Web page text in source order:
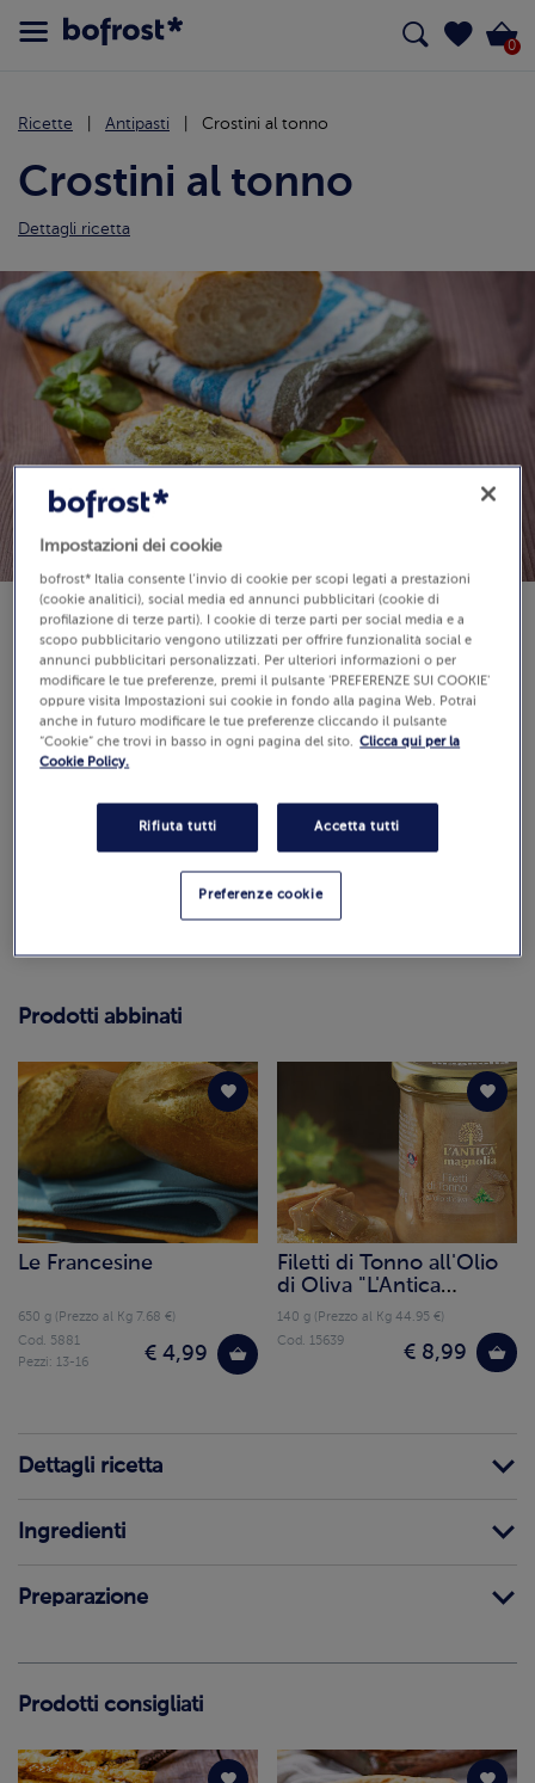
0
Ricette Antipasti Crostini al tonno
Crostini al tonno
Dettagli ricetta
Strumenti:frullatore
Difficoltà:
Recensioni(0)
0.0 / 5 Guarda
Come calcoliamo e verifichiamo il punteggio?
Prodotti abbinati
Le Francesine
650 g (Prezzo al Kg 7.68 €)
€ 4,99
Cod. 5881
Pezzi: 13-16
Filetti di Tonno all'Olio
di Oliva "L'Antica
Magnolia"
140 g (Prezzo al Kg 44.95 €)
€ 8,99
Cod. 15639
Dettagli ricetta
Ingredienti
Preparazione
Prodotti consigliati
Impostazioni dei cookie
bofrost* Italia consente l’invio di cookie per scopi legati a prestazioni
(cookie analitici), social media ed annunci pubblicitari (cookie di
profilazione di terze parti). I cookie di terze parti per social media e a
scopo pubblicitario vengono utilizzati per offrire funzionalità social e
annunci pubblicitari personalizzati. Per ulteriori informazioni o per
modificare le tue preferenze, premi il pulsante 'PREFERENZE SUI COOKIE'
oppure visita Impostazioni sui cookie in fondo alla pagina Web. Potrai
anche in futuro modificare le tue preferenze cliccando il pulsante
“Cookie” che trovi in basso in ogni pagina del sito. Clicca qui per la
Cookie Policy.
Rifiuta tutti Accetta tutti
Preferenze cookie